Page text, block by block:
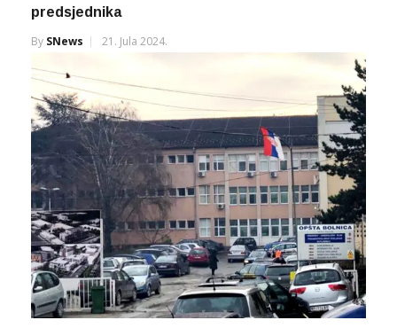
predsjednika
By SNews 21. Jula 2024.